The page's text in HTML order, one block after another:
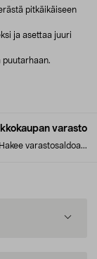
varasto
Hakee varastosaldoa...
pitkäikäiseen
ja asettaa juuri
puutarhaan.